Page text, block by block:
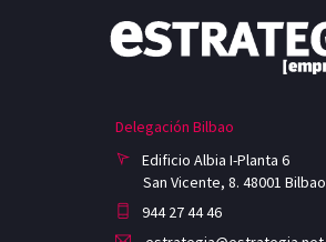
Delegación Bilbao
Edificio Albia I-Planta 6
San Vicente, 8. 48001 Bilbao
944 27 44 46